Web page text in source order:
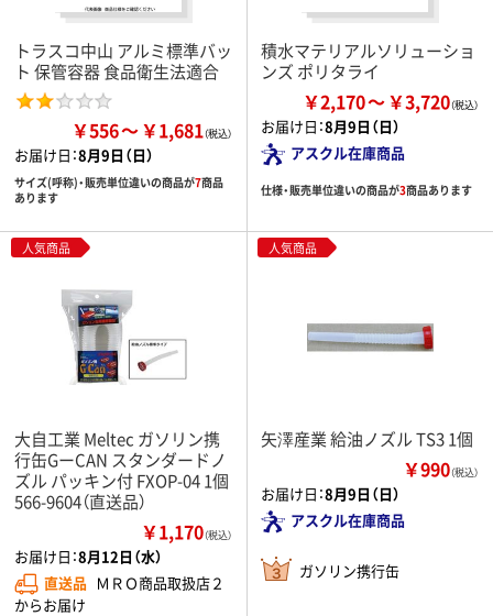
トラスコ中山 アルミ標準バッ
ト 保管容器 食品衛生法適合
￥556 ￥1,681
お届け日：8月9日（日）
サイズ(呼称)・販売単位違いの商品が7商品
あります
積水マテリアルソリューショ
ンズ ポリタライ
￥2,170 ￥3,720
お届け日：8月9日（日）
アスクル在庫商品
仕様・販売単位違いの商品が3商品あります
人気商品
大自工業 Meltec ガソリン携
行缶GーCAN スタンダードノ
ズル パッキン付 FXOP-04 1個
566-9604（直送品）
￥1,170（税込）
お届け日：8月12日（水）
直送品 ＭＲＯ商品取扱店２
からお届け
人気商品
矢澤産業 給油ノズル TS3 1個
￥990（税込）
お届け日：8月9日（日）
アスクル在庫商品
ガソリン携行缶